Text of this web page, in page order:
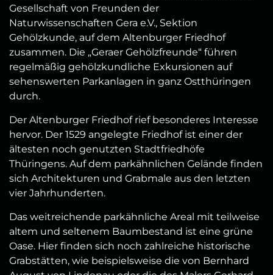
Gesellschaft von Freunden der
Naturwissenschaften Gera e.V., Sektion
Gehölzkunde, auf dem Altenburger Friedhof
zusammen. Die „Geraer Gehölzfreunde“ führen
regelmäßig gehölzkundliche Exkursionen auf
sehenswerten Parkanlagen in ganz Ostthüringen
durch.
Der Altenburger Friedhof rief besonderes Interesse
hervor. Der 1529 angelegte Friedhof ist einer der
ältesten noch genutzten Stadtfriedhöfe
Thüringens. Auf dem parkähnlichen Gelände finden
sich Architekturen und Grabmale aus den letzten
vier Jahrhunderten.
Das weitreichende parkähnliche Areal mit teilweise
altem und seltenem Baumbestand ist eine grüne
Oase. Hier finden sich noch zahlreiche historische
Grabstätten, wie beispielsweise die von Bernhard